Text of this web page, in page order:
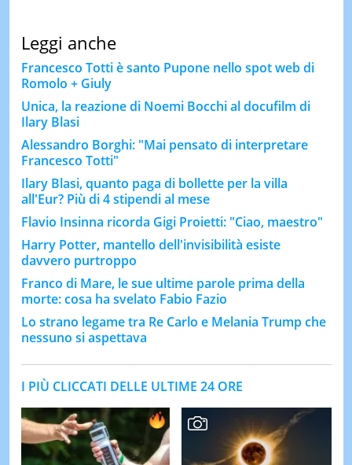
Leggi anche
Francesco Totti è santo Pupone nello spot web di
Romolo + Giuly
Unica, la reazione di Noemi Bocchi al docufilm di
Ilary Blasi
Alessandro Borghi: "Mai pensato di interpretare
Francesco Totti"
Ilary Blasi, quanto paga di bollette per la villa
all'Eur? Più di 4 stipendi al mese
Flavio Insinna ricorda Gigi Proietti: "Ciao, maestro"
Harry Potter, mantello dell'invisibilità esiste
davvero purtroppo
Franco di Mare, le sue ultime parole prima della
morte: cosa ha svelato Fabio Fazio
Lo strano legame tra Re Carlo e Melania Trump che
nessuno si aspettava
I PIÙ CLICCATI DELLE ULTIME 24 ORE